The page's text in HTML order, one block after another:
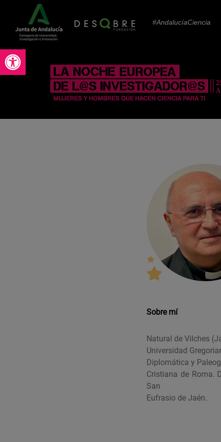
Abrir barra de herramientas
#AndalucíaCiencia
Sobre mí
Natural de Vilches
Universidad
Diplomática y
Cristiana de Roma.
San
Eufrasio de Jaén.